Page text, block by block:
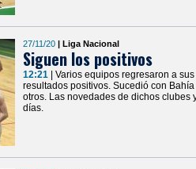
27/11/20 | Liga Nacional
Siguen los positivos
12:21
| Varios equipos regresaron a
resultados positivos. Sucedió con
otros. Las novedades de dichos clubes
días.